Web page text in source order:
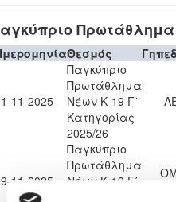
Πρωτάθλημα
Θεσμός
11-2025
Παγκύπριο
Πρωτάθλημα
Νέων Κ-19 Γ΄
Κατηγορίας
2025/26
11-2025
Παγκύπριο
Πρωτάθλημα
Νέων Κ-19 Γ΄